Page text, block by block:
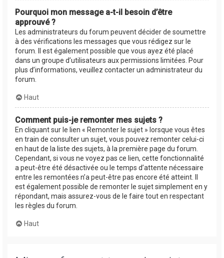
Pourquoi mon message a-t-il besoin d’être
approuvé ?
Les administrateurs du forum peuvent décider de soumettre
à des vérifications les messages que vous rédigez sur le
forum. Il est également possible que vous ayez été placé
dans un groupe d’utilisateurs aux permissions limitées. Pour
plus d’informations, veuillez contacter un administrateur du
forum.
Haut
Comment puis-je remonter mes sujets ?
En cliquant sur le lien « Remonter le sujet » lorsque vous êtes
en train de consulter un sujet, vous pouvez remonter celui-ci
en haut de la liste des sujets, à la première page du forum.
Cependant, si vous ne voyez pas ce lien, cette fonctionnalité
a peut-être été désactivée ou le temps d’attente nécessaire
entre les remontées n’a peut-être pas encore été atteint. Il
est également possible de remonter le sujet simplement en y
répondant, mais assurez-vous de le faire tout en respectant
les règles du forum.
Haut